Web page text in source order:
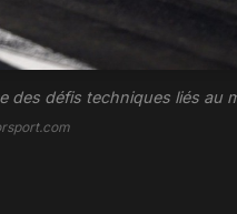
défis techniques liés au